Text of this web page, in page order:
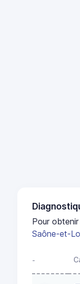
Pour obtenir
Saône-et-
-